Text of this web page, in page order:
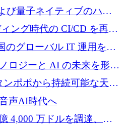
リーズ A で 2,000 万ドル
び量子ネイティブのハー
リングを推進するために
ング時代の CI/CD を再発
ドルをかけてステルスか
のグローバル IT 運用を自
万ユーロ以上を調達
ロジーと AI の未来を形作
リーダーが Nexus
集まる理由
ンポポから持続可能な天然
に 340 万ポンドを調達
声AI時代へ
4,000 万ドルを調達、